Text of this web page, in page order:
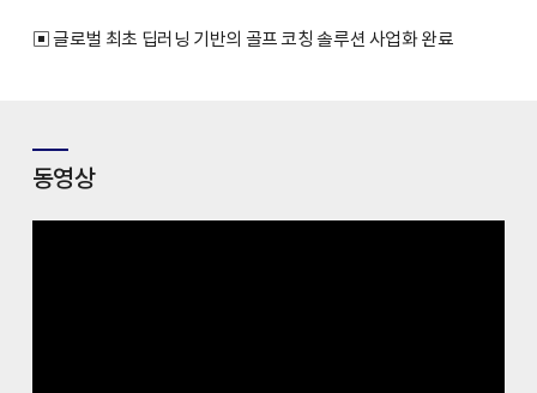
▣ 글로벌 최초 딥러닝 기반의 골프 코칭 솔루션 사업화 완료
동영상